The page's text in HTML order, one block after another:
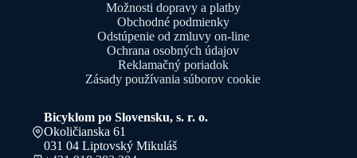
Možnosti dopravy a platby
Obchodné podmienky
Odstúpenie od zmluvy on-line
Ochrana osobných údajov
Reklamačný poriadok
Zásady používania súborov cookie
Bicyklom po Slovensku, s. r. o.
Okoličianska 61
031 04 Liptovský Mikuláš